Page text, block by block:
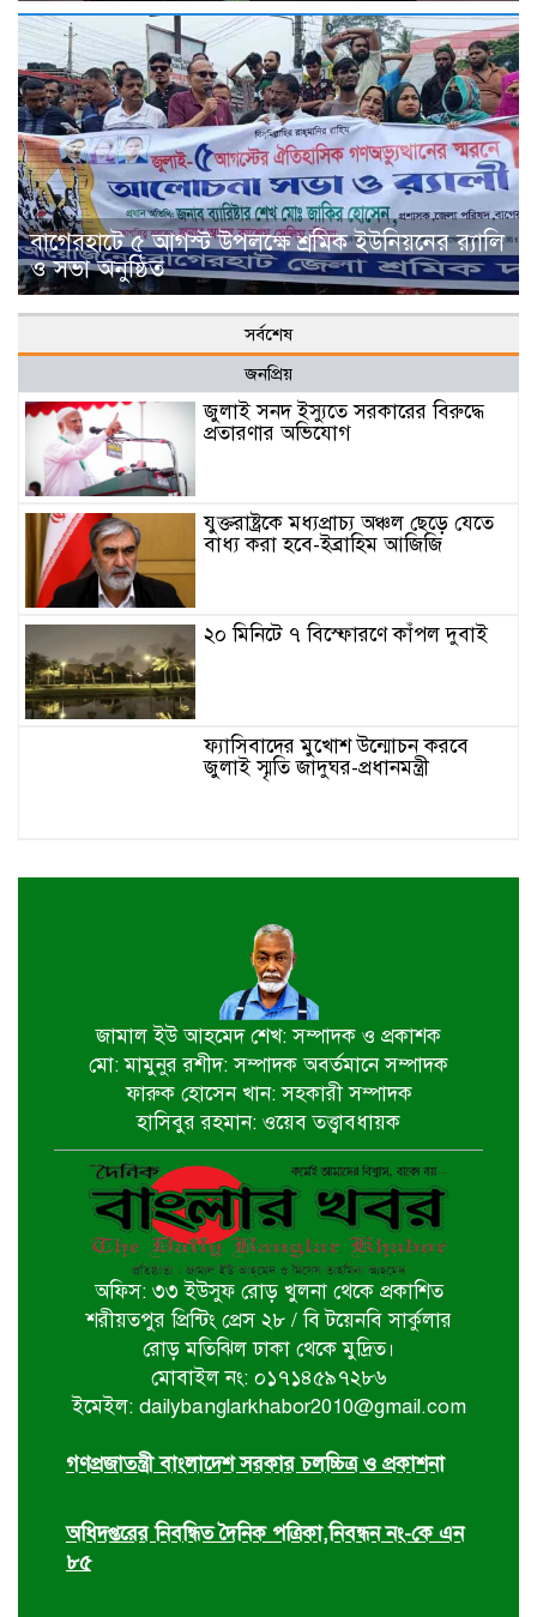
বাগেরহাটে ৫ আগস্ট উপলক্ষে শ্রমিক ইউনিয়নের র‌্যালি
ও সভা অনুষ্ঠিত
সর্বশেষ
জনপ্রিয়
জুলাই সনদ ইস্যুতে সরকারের বিরুদ্ধে
প্রতারণার অভিযোগ
যুক্তরাষ্ট্রকে মধ্যপ্রাচ্য অঞ্চল ছেড়ে যেতে
বাধ্য করা হবে-ইব্রাহিম আজিজি
২০ মিনিটে ৭ বিস্ফোরণে কাঁপল দুবাই
ফ্যাসিবাদের মুখোশ উন্মোচন করবে
জুলাই স্মৃতি জাদুঘর-প্রধানমন্ত্রী
সম্মান দেয়া রাষ্ট্রের পবিত্র দায়িত্ব-ভারপ্রাপ্ত
৫ আগস্ট স্বাধীনতাপ্রিয় মানুষের বিজয়ের
দিন-প্রধানমন্ত্রী
পাইকগাছায় জুলাই গণঅভ্যুত্থান দিবস
পালিত
বটিয়াঘাটায় জুলাই গণঅভ্যুত্থান দিবস
উপলক্ষ্যে পুরস্কার বিতরণ ও সভা অনুষ্ঠিত
দিঘলিয়ায় ট্রাক চাপায় নিহতের ঘটনায়
ঘাতক ট্রাক চালককে গ্রেফতার করেছে
র‍্যাব-৬
ঘোড়াঘাট পৌর বিএনপির উদ্যোগে ৫ই
জামাল ইউ আহমেদ শেখ: সম্পাদক ও প্রকাশক
মো: মামুনুর রশীদ: সম্পাদক অবর্তমানে সম্পাদক
ফারুক হোসেন খান: সহকারী সম্পাদক
হাসিবুর রহমান: ওয়েব তত্ত্বাবধায়ক
অফিস: ৩৩ ইউসুফ রোড় খুলনা থেকে প্রকাশিত
শরীয়তপুর প্রিন্টিং প্রেস ২৮ / বি টয়েনবি সার্কুলার
রোড় মতিঝিল ঢাকা থেকে মুদ্রিত।
মোবাইল নং: ০১৭১৪৫৯৭২৮৬
ইমেইল: dailybanglarkhabor2010@gmail.com
গণপ্রজাতন্ত্রী বাংলাদেশ সরকার চলচ্চিত্র ও প্রকাশনা
অধিদপ্তরের নিবন্ধিত দৈনিক পত্রিকা,নিবন্ধন নং-কে এন
৮৫